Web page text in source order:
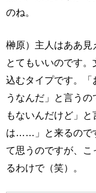
のね。
榊原）主人はああ見
とてもいいのです
込むタイプです。
うなんだ」と言う
もないんだけど」
は……」と来るので
て思うのですが、こ
るわけで（笑）。